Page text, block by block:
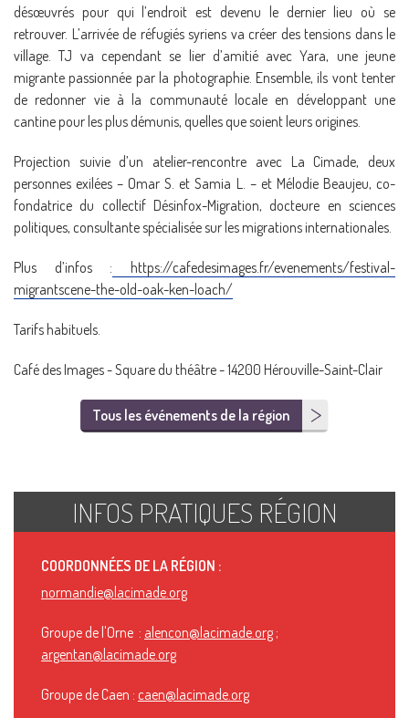
désœuvrés pour qui l’endroit est devenu le dernier lieu où se
retrouver. L’arrivée de réfugiés syriens va créer des tensions dans le
village. TJ va cependant se lier d’amitié avec Yara, une jeune
migrante passionnée par la photographie. Ensemble, ils vont tenter
de redonner vie à la communauté locale en développant une
cantine pour les plus démunis, quelles que soient leurs origines.
Projection suivie d’un atelier-rencontre avec La Cimade, deux
personnes exilées – Omar S. et Samia L. – et Mélodie Beaujeu, co-
fondatrice du collectif Désinfox-Migration, docteure en sciences
politiques, consultante spécialisée sur les migrations internationales.
Plus d’infos : https://cafedesimages.fr/evenements/festival-
migrantscene-the-old-oak-ken-loach/
Tarifs habituels.
Café des Images - Square du théâtre - 14200 Hérouville-Saint-Clair
Tous les événements de la région
INFOS PRATIQUES RÉGION
COORDONNÉES DE LA RÉGION :
normandie@lacimade.org
Groupe de l'Orne : alencon@lacimade.org ;
argentan@lacimade.org
Groupe de Caen : caen@lacimade.org